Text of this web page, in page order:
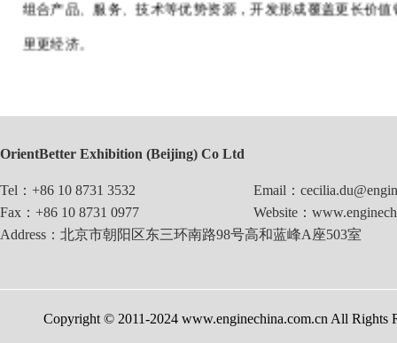
组合产品、服务、技术等优势资源，开发形成覆盖更长价
里更经济。
OrientBetter Exhibition (Beijing) Co Ltd
Tel：+86 10 8731 3532
Email：
Fax：+86 10 8731 0977
Website：
Address：北京市朝阳区东三环南路98号高和蓝峰A座503室
Copyright © 2011-2024 www.enginechina.com.cn All